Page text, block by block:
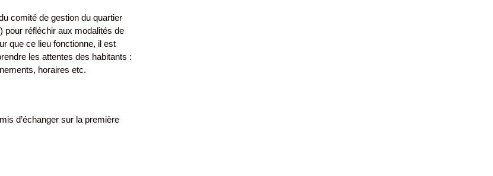
comité de gestion du quartier
réfléchir aux modalités de
que ce lieu fonctionne, il est
les attentes des habitants :
horaires etc.
d’échanger sur la première